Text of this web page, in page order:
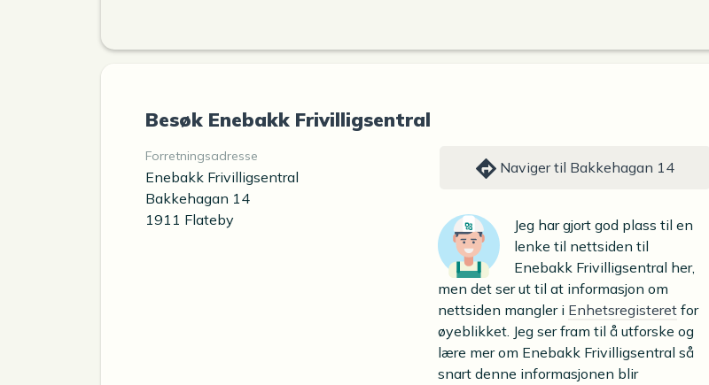
Besøk Enebakk Frivilligsentral
Forretningsadresse
Enebakk Frivilligsentral
Bakkehagan 14
1911 Flateby
Naviger til Bakkehagan 14
Jeg har gjort god plass til en
lenke til nettsiden til
Enebakk Frivilligsentral her,
men det ser ut til at informasjon om
nettsiden mangler i Enhetsregisteret for
øyeblikket. Jeg ser fram til å utforske og
lære mer om Enebakk Frivilligsentral så
snart denne informasjonen blir